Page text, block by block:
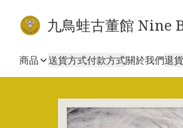
九鳥蛙古董館
商品 送貨方式付款方式關於我們退